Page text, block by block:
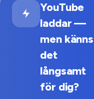
YouTube
laddar —
men känns
det
långsamt
för dig?